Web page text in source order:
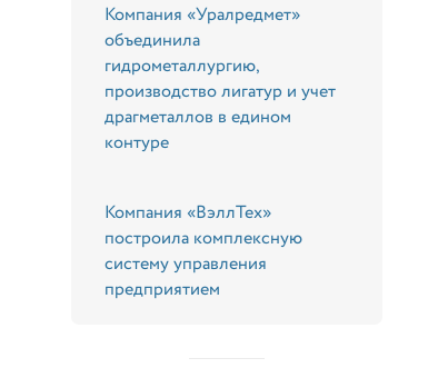
Компания «Уралредмет»
объединила
гидрометаллургию,
производство лигатур и учет
драгметаллов в едином
контуре
Компания «ВэллТех»
построила комплексную
систему управления
предприятием